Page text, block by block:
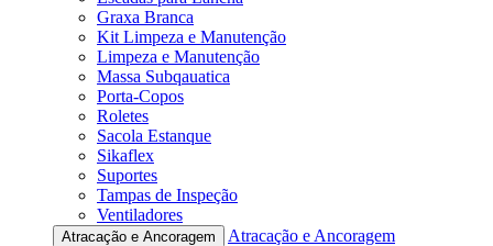
Graxa Branca
Kit Limpeza e Manutenção
Limpeza e Manutenção
Massa Subqauatica
Porta-Copos
Roletes
Sacola Estanque
Sikaflex
Suportes
Tampas de Inspeção
Ventiladores
Atracação e Ancoragem
Atracação e Ancoragem